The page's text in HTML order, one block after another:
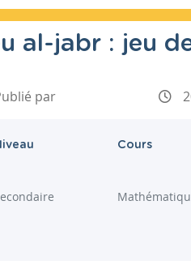
al-jabr : jeu
par
Cours